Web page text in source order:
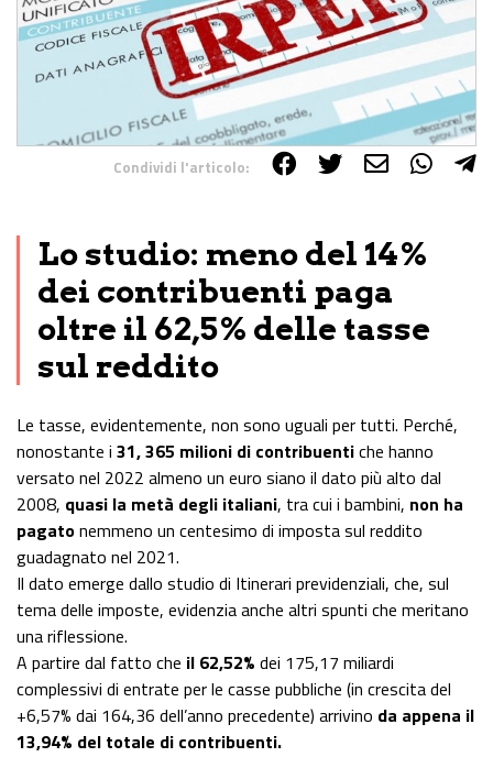
Condividi l'articolo:
Lo studio: meno del 14%
dei contribuenti paga
oltre il 62,5% delle tasse
sul reddito
Le tasse, evidentemente, non sono uguali per tutti. Perché,
nonostante i 31, 365 milioni di contribuentiche hanno
versato nel 2022 almeno un euro siano il dato più alto dal
2008, quasi la metà degli italiani, tra cui i bambini, non ha
pagatonemmeno un centesimo di imposta sul reddito
guadagnato nel 2021.
Il dato emerge dallo studio di Itinerari previdenziali, che, sul
tema delle imposte, evidenzia anche altri spunti che meritano
una riflessione.
A partire dal fatto che il 62,52% dei 175,17 miliardi
complessivi di entrate per le casse pubbliche (in crescita del
+6,57% dai 164,36 dell’anno precedente) arrivino da appena il
13,94% del totale di contribuenti.